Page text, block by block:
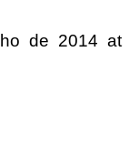
de 2014 at